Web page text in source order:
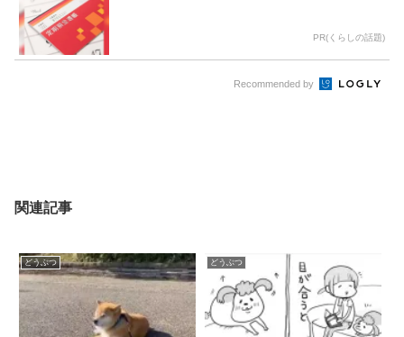
PR(くらしの話題)
Recommended by
関連記事
どうぶつ どうぶつ